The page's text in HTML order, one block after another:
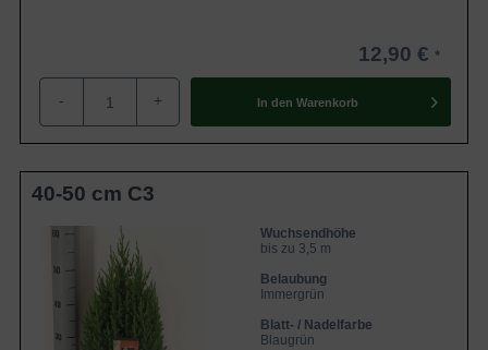
12,90 €
- + In den Warenkorb
40-50 cm C3
Wuchsendhöhe
bis zu 3,5 m
Belaubung
Immergrün
Blatt- / Nadelfarbe
Blaugrün